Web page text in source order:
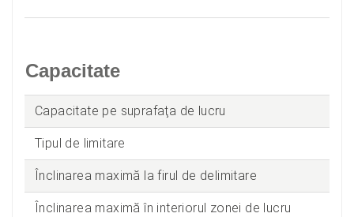
Capacitate
Capacitate pe suprafaţa de lucru
Tipul de limitare
Înclinarea maximă la firul de delimitare
Înclinarea maximă în interiorul zonei de lucru